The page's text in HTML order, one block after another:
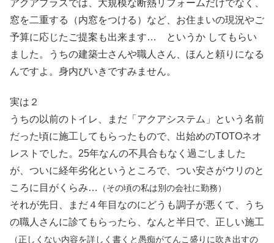
アクアプラスでは、大規模な断熱リフォームだけでなく、
窓を二重する（内窓をつける）など、お住まいの現況やご
予算に応じたご提案も出来ます… というか してもらい
ました。うちの建築士さんや職人さん、ほんと頼りになる
んですよ。身内びいきですみません。
実は２
うちの以前のトイレ、まだ「アクアシステム」という名前
だった頃に施工してもらったもので、出始めのTOTOネオ
レストでした。25年なんの不具合もなく過ごしました
が、ついに経年劣化というところで、つい安さがウリのと
ころに目がくらみ…
（その頃の私は別の会社に勤務）
それが先日、まだ４年目なのにどうも調子が悪くて、うち
の職人さんに診てもらったら、なんと半日で、正しい施工
（正しくない内容を詳しく書くと愚痴がてんこ盛りに吹き出すの